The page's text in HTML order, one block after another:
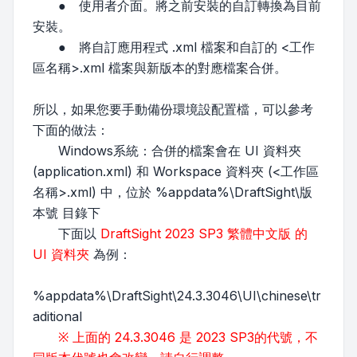
● 使用者介面。將之前安裝的自訂轉換為目前
安裝。
● 將自訂應用程式 .xml 檔案和自訂的 <工作
區名稱>.xml 檔案與新版本的對應檔案合併。
所以，如果您要手動備份環境設配置檔，可以參考
下面的做法：
Windows系統：合併的檔案會在 UI 資料夾
(application.xml) 和 Workspace 資料夾 (<工作區
名稱>.xml) 中，位於 %appdata%\DraftSight\版
本號 目錄下
下面以 DraftSight 2023 SP3 繁體中文版 的
UI 資料夾 為例：
%appdata%\DraftSight\24.3.3046\UI\chinese\tr
aditional
※ 上面的 24.3.3046 是 2023 SP3的代號，不